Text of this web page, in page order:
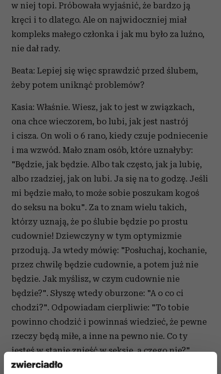
w niej topi. Próbowała wyjaśnić, że bardzo ją
kręci i to dlatego. Ale on najwidoczniej miał
kompleks małego członka i jak mu było za luźno,
nie dał rady.
Beata: Lepiej się więc sprawdzić przed ślubem,
żeby potem uniknąć problemów?
Kasia: Właśnie. Wiesz, jak to jest w związkach,
ona chce wieczorem, bo lubi, jak jest nastrój
i cisza. On woli o 6 rano, kiedy czuje podniecenie
i ma wzwód. Mało znam osób, które uznałyby:
"Będzie, jak będzie. Albo tak często, jak ja lubię,
albo rzadziej, jak on lubi. Ja się na to godzę. Jeśli
mi będzie mało, to może sobie poszukam kogoś
do seksu na boku". Za to znam wielu takich,
którzy uznają, że po ślubie będzie po prostu
cudownie! Dziewczyny w tym optymizmie
przodują. Ja wtedy mówię: "Posłuchaj, kochanie,
przez chwilę będzie cudownie, a potem już nie
będzie. Jak myślisz, w czym cudownie nie
będzie?". Słyszę wtedy oburzone: "A o co ci
chodzi?". Odpowiadam cierpliwie: "To tobie
powinno chodzić i powinnaś wiedzieć, że pewne
rzeczy będą miłe, a inne na pewno nie. Co ty
jesteś w stanie znieść w seksie, a czego nie?".
A ona wtedy mówi: "Ale on mnie teraz tak